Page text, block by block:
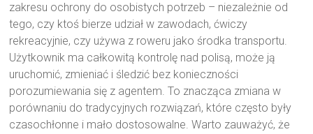
zakresu ochrony do osobistych potrzeb – niezależnie od
tego, czy ktoś bierze udział w zawodach, ćwiczy
rekreacyjnie, czy używa z roweru jako środka transportu.
Użytkownik ma całkowitą kontrolę nad polisą, może ją
uruchomić, zmieniać i śledzić bez konieczności
porozumiewania się z agentem. To znacząca zmiana w
porównaniu do tradycyjnych rozwiązań, które często były
czasochłonne i mało dostosowalne. Warto zauważyć, że